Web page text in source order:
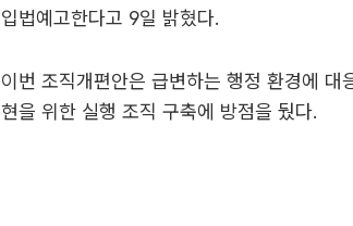
입법예고한다고 9일 밝혔다.
이번 조직개편안은 급변하는 행정 환경에
현을 위한 실행 조직 구축에 방점을 뒀다.